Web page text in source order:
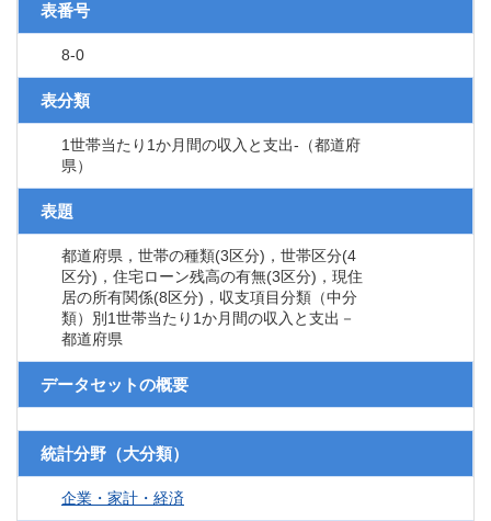
表番号
8-0
表分類
1世帯当たり1か月間の収入と支出‐（都道府
県）
表題
都道府県，世帯の種類(3区分)，世帯区分(4
区分)，住宅ローン残高の有無(3区分)，現住
居の所有関係(8区分)，収支項目分類（中分
類）別1世帯当たり1か月間の収入と支出－
都道府県
データセットの概要
統計分野（大分類）
企業・家計・経済